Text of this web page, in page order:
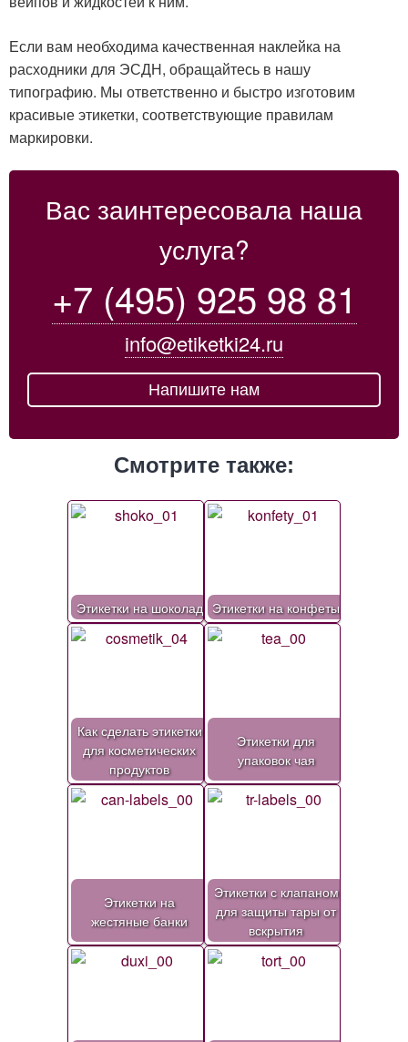
Если вам необходима качественная наклейка на
расходники для ЭСДН, обращайтесь в нашу
типографию. Мы ответственно и быстро изготовим
красивые этикетки, соответствующие правилам
маркировки.
Вас заинтересовала наша
услуга?
+7 (495) 925 98 81
info@etiketki24.ru
Напишите нам
Смотрите также:
Этикетки на шоколад Этикетки на конфеты
Как сделать этикетки
для косметических
продуктов
Этикетки для
упаковок чая
Этикетки на
жестяные банки
Этикетки с клапаном
для защиты тары от
вскрытия